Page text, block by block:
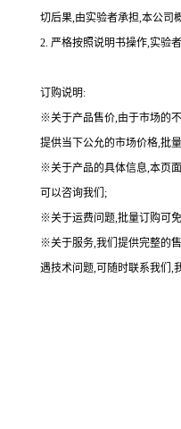
切后果,由实验者承担,本公司
2. 严格按照说明书操作,实验
订购说明:
※关于产品售价,由于市场的
提供当下公允的市场价格,批
※关于产品的具体信息,本页
可以咨询我们;
※关于运费问题,批量订购可
※关于服务,我们提供完整的
遇技术问题,可随时联系我们,